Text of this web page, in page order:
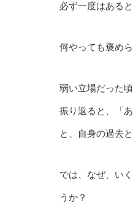
必ず一度はあると
何やっても褒め
弱い立場だった
振り返ると、「
と、自身の過去
では、なぜ、い
うか？